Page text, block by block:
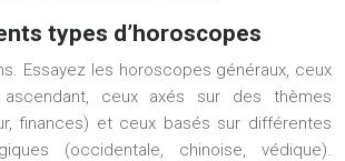
types d’horoscopes
Essayez les horoscopes généraux, ceux
ceux axés sur des thèmes
finances) et ceux basés sur différentes
(occidentale, chinoise, védique).